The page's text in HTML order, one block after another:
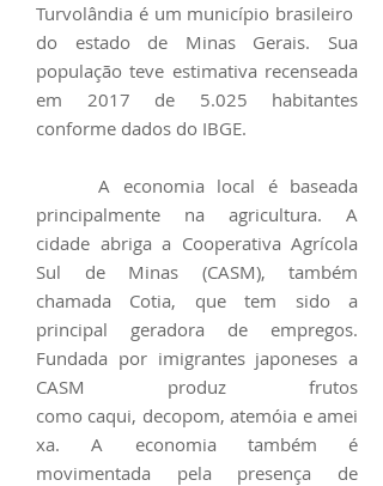
Turvolândia é um município brasileiro
do estado de Minas Gerais. Sua
população teve estimativa recenseada
em 2017 de 5.025 habitantes
conforme dados do IBGE.
A economia local é baseada
principalmente na agricultura. A
cidade abriga a Cooperativa Agrícola
Sul de Minas (CASM), também
chamada Cotia, que tem sido a
principal geradora de empregos.
Fundada por imigrantes japoneses a
CASM produz frutos
como caqui, decopom,atemóia eamei
xa. A economia também é
movimentada pela presença de